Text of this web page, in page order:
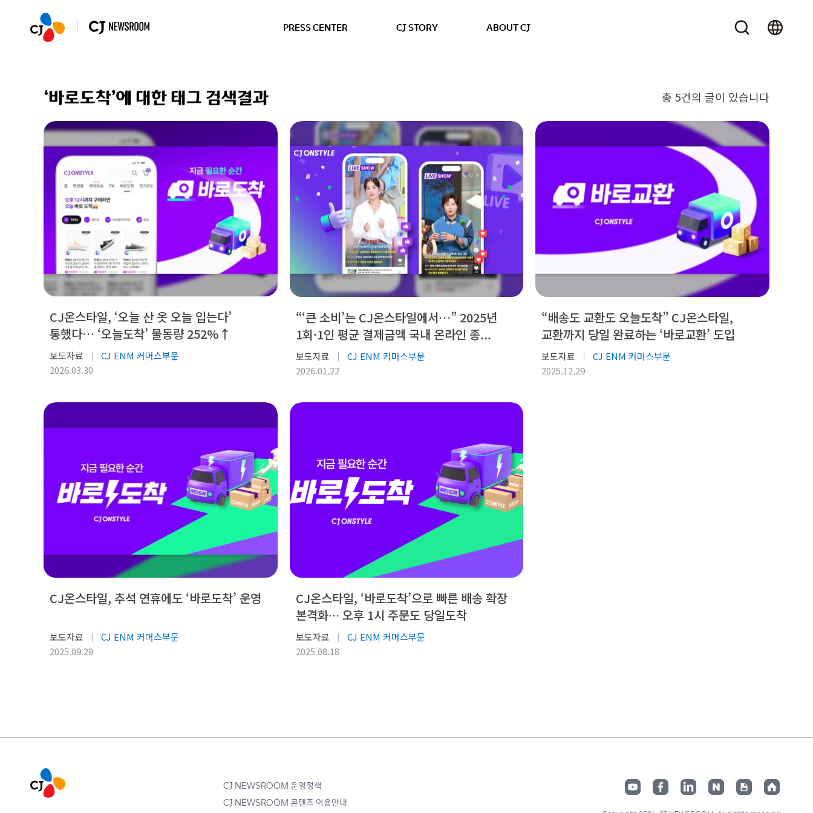
PRESS CENTER CJ STORY ABOUT CJ
‘바로도착’에 대한 태그 검색결과 총 5건의 글이 있습니다
CJ온스타일, ‘오늘 산 옷 오늘 입는다’
통했다… ‘오늘도착’ 물동량 252%↑
보도자료
CJ ENM 커머스부문
2026.03.30
“‘큰 소비’는 CJ온스타일에서…” 2025년
1회·1인 평균 결제금액 국내 온라인 종...
보도자료
CJ ENM 커머스부문
2026.01.22
“배송도 교환도 오늘도착” CJ온스타일,
교환까지 당일 완료하는 ‘바로교환’ 도입
보도자료
CJ ENM 커머스부문
2025.12.29
CJ온스타일, 추석 연휴에도 ‘바로도착’ 운영
보도자료
CJ ENM 커머스부문
2025.09.29
CJ온스타일, ‘바로도착’으로 빠른 배송 확장
본격화∙∙∙ 오후 1시 주문도 당일도착
보도자료
CJ ENM 커머스부문
2025.08.18
CJ NEWSROOM 운영정책
CJ NEWSROOM 콘텐츠 이용안내